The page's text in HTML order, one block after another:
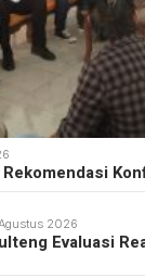
2026
Evaluasi